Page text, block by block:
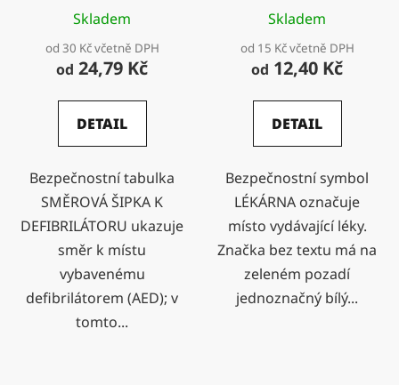
Skladem
od 30 Kč včetně DPH
od 24,79 Kč
DETAIL
Bezpečnostní tabulka
SMĚROVÁ ŠIPKA K
DEFIBRILÁTORU ukazuje
směr k místu
vybavenému
defibrilátorem (AED); v
tomto...
Skladem
od 15 Kč včetně DPH
od 12,40 Kč
DETAIL
Bezpečnostní symbol
LÉKÁRNA označuje
místo vydávající léky.
Značka bez textu má na
zeleném pozadí
jednoznačný bílý...